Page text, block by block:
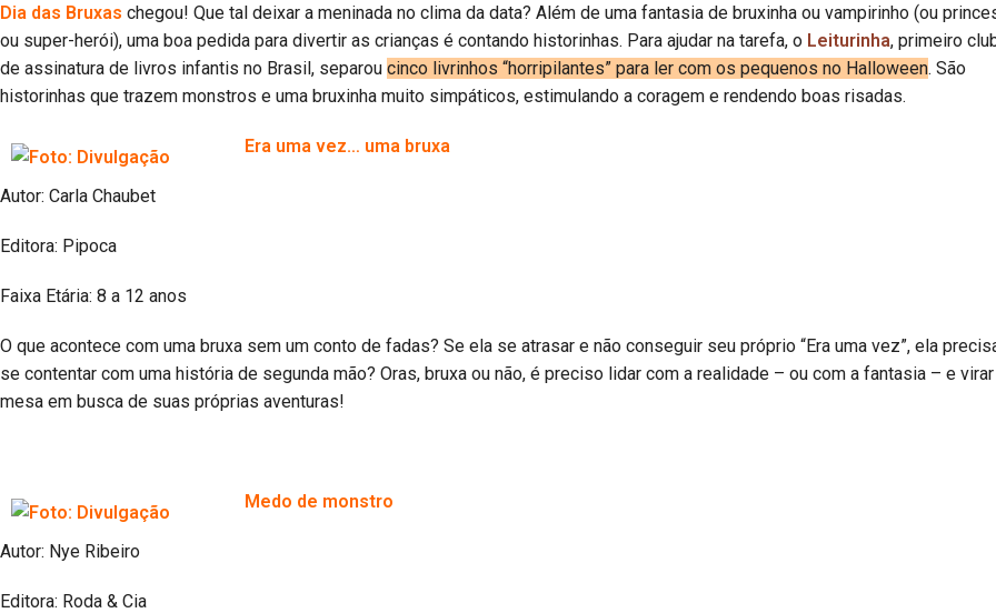
Dia das Bruxas chegou! Que tal deixar a meninada no clima da data? Além de uma fantasia de bruxinha ou vampirinho (ou
ou super-herói), uma boa pedida para divertir as crianças é contando historinhas. Para ajudar na tarefa, o Leiturinha, primeiro
de assinatura de livros infantis no Brasil, separou cinco livrinhos “horripilantes” para ler com os pequenos no Halloween. São
historinhas que trazem monstros e uma bruxinha muito simpáticos, estimulando a coragem e rendendo boas risadas.
Era uma vez… uma bruxa
Autor: Carla Chaubet
Editora: Pipoca
Faixa Etária: 8 a 12 anos
O que acontece com uma bruxa sem um conto de fadas? Se ela se atrasar e não conseguir seu próprio “Era uma vez”, ela
se contentar com uma história de segunda mão? Oras, bruxa ou não, é preciso lidar com a realidade – ou com a fantasia – e
mesa em busca de suas próprias aventuras!
Medo de monstro
Autor: Nye Ribeiro
Editora: Roda & Cia